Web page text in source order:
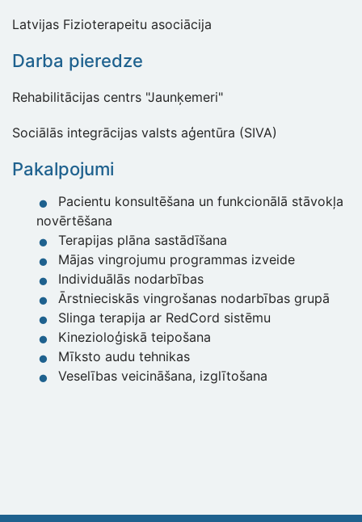
Latvijas Fizioterapeitu asociācija
Darba pieredze
Rehabilitācijas centrs "Jaunķemeri"
Sociālās integrācijas valsts aģentūra (SIVA)
Pakalpojumi
Pacientu konsultēšana un funkcionālā stāvokļa
novērtēšana
Terapijas plāna sastādīšana
Mājas vingrojumu programmas izveide
Individuālās nodarbības
Ārstnieciskās vingrošanas nodarbības grupā
Slinga terapija ar RedCord sistēmu
Kinezioloģiskā teipošana
Mīksto audu tehnikas
Veselības veicināšana, izglītošana